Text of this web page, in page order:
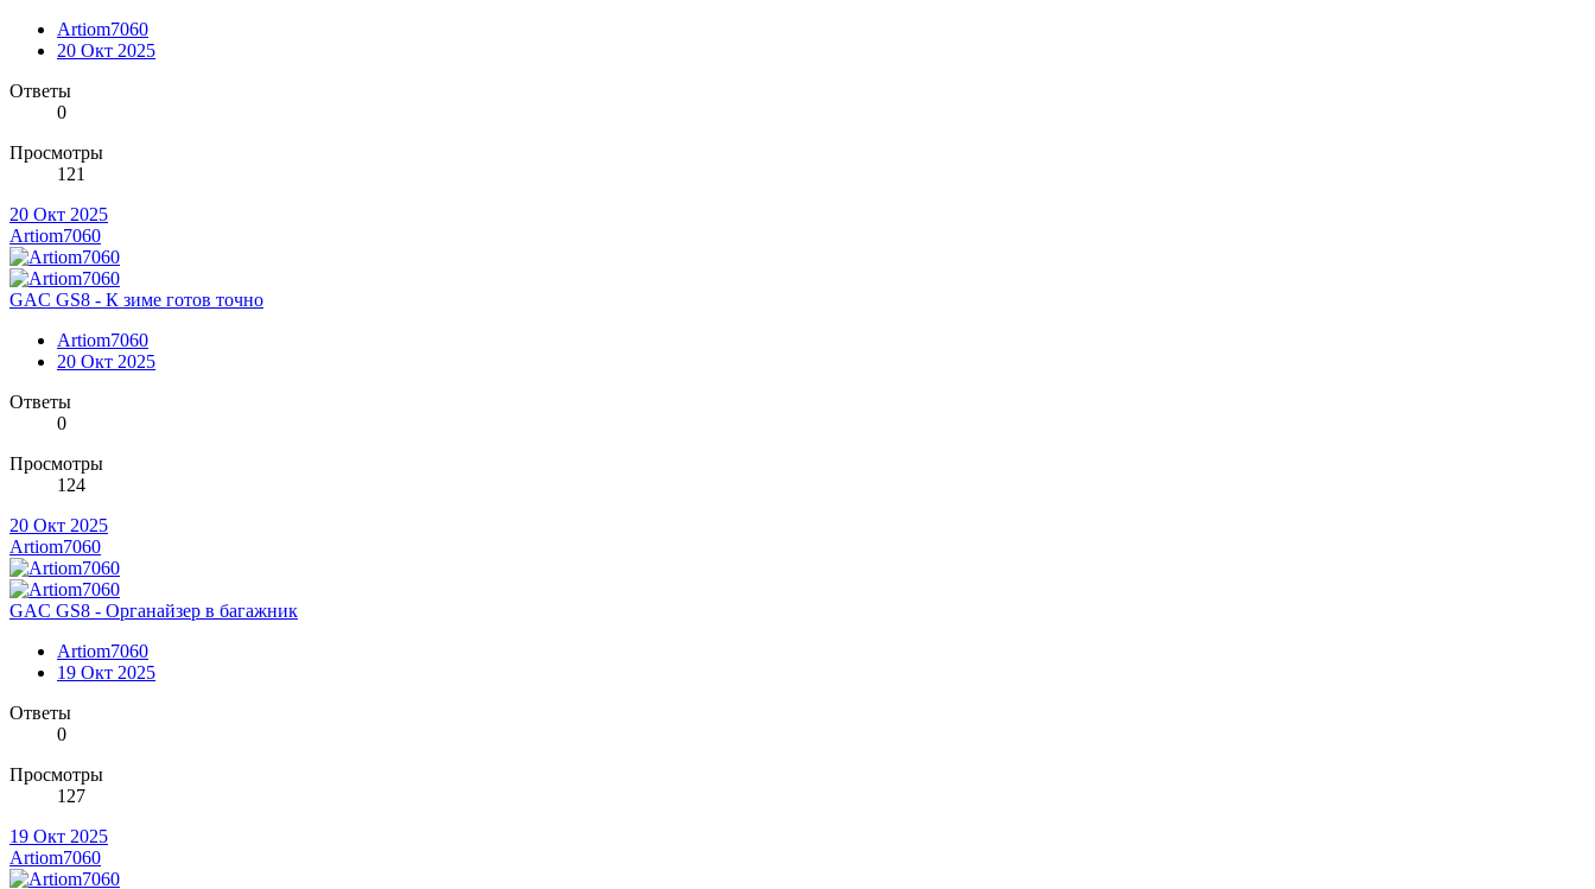
Artiom7060
20 Окт 2025
Ответы
0
Просмотры
121
20 Окт 2025
Artiom7060
GAC GS8 - К зиме готов точно
Artiom7060
20 Окт 2025
Ответы
0
Просмотры
124
20 Окт 2025
Artiom7060
GAC GS8 - Органайзер в багажник
Artiom7060
19 Окт 2025
Ответы
0
Просмотры
127
19 Окт 2025
Artiom7060